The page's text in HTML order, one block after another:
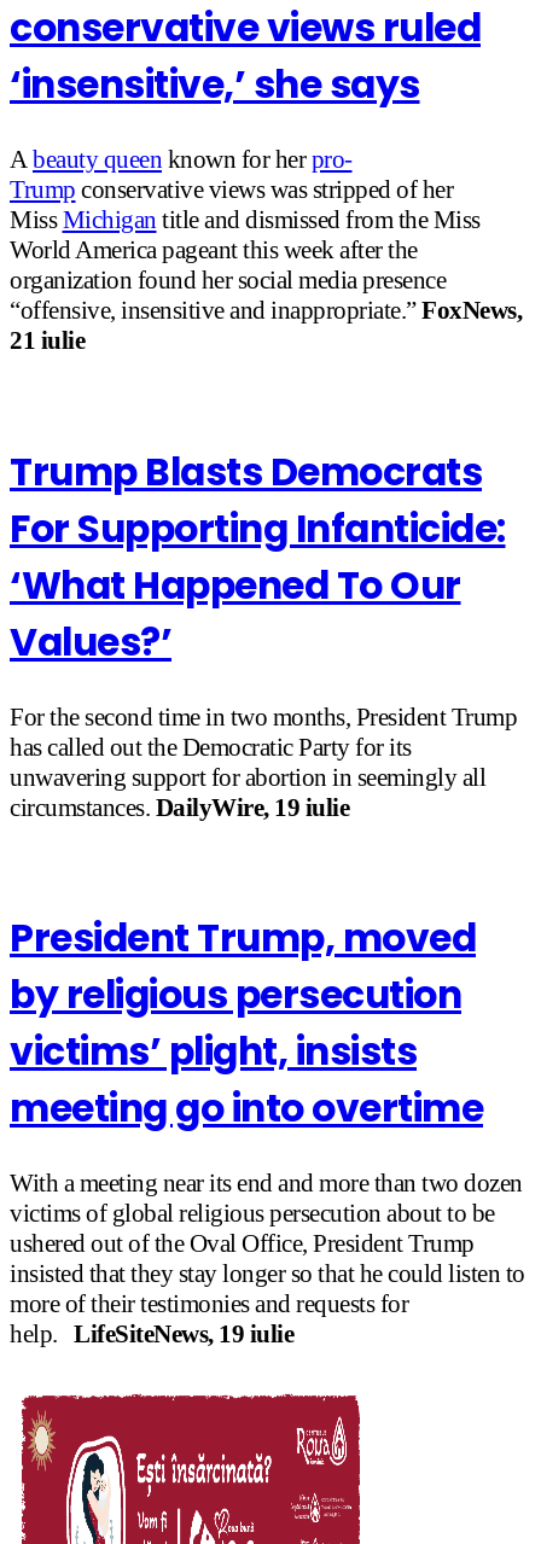
conservative views ruled
‘insensitive,’ she says
Abeauty queen known for herpro-
Trump conservative views was stripped of her
MissMichigan title and dismissed from the Miss
World America pageant this week after the
organization found her social media presence
“offensive, insensitive and inappropriate.”FoxNews,
21 iulie
Trump Blasts Democrats
For Supporting Infanticide:
‘What Happened To Our
Values?’
For the second time in two months, President Trump
has called out the Democratic Party for its
unwavering support for abortion in seemingly all
circumstances. DailyWire, 19 iulie
President Trump, moved
by religious persecution
victims’ plight, insists
meeting go into overtime
With a meeting near its end and more than two dozen
victims of global religious persecution about to be
ushered out of the Oval Office, President Trump
insisted that they stay longer so that he could listen to
more of their testimonies and requests for
help. LifeSiteNews, 19 iulie